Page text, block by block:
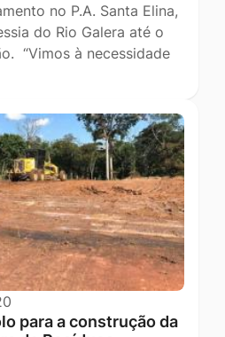
no P.A. Santa Elina,
do Rio Galera até o
“Vimos à necessidade
para a construção da